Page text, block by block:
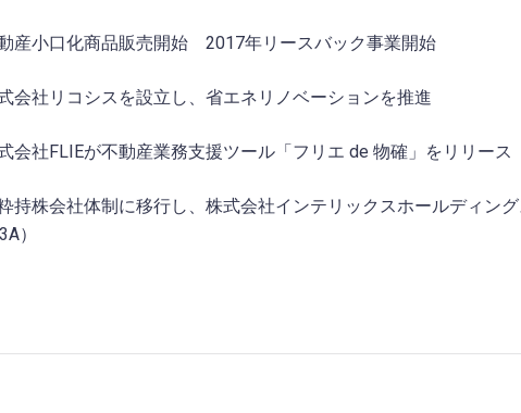
産小口化商品販売開始 2017年リースバック事業開始
会社リコシスを設立し、省エネリノベーションを推進
会社FLIEが不動産業務支援ツール「フリエ de 物確」をリリース
持株会社体制に移行し、株式会社インテリックスホールディング
）